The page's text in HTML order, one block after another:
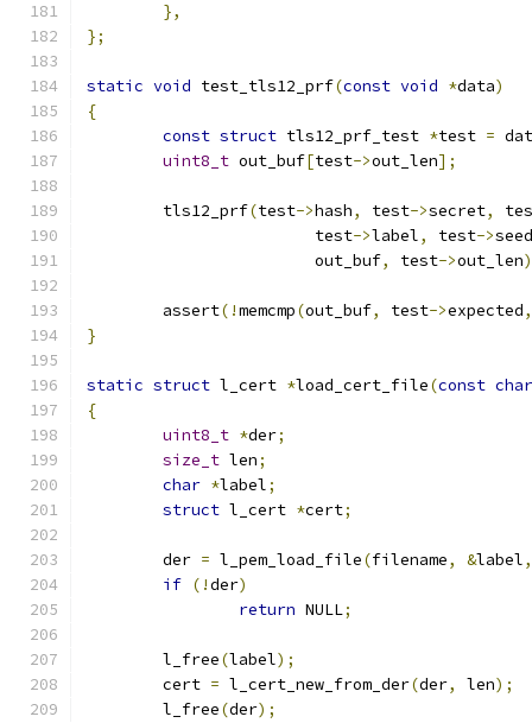
},
};
static void test_tls12_prf(const void *data)
{
const struct tls12_prf_test *test =
uint8_t out_buf[test->out_len];
	tls12_prf
(test->hash, test->secret,
			test
->label, test->seed
			out_buf
, test->out_len
	assert
(!memcmp(out_buf, test->expected,
}
static struct l_cert *load_cert_file(const char
{
uint8_t *der;
size_t len;
char *label;
struct l_cert *cert;
	der
= l_pem_load_file(filename, &label,
if (!der)
return NULL;
	l_free
(label);
	cert
= l_cert_new_from_der(der, len);
	l_free
(der);